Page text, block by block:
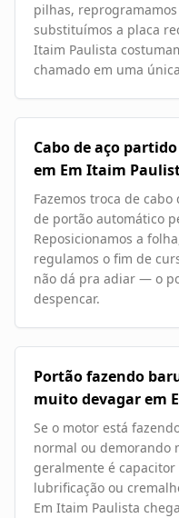
pilhas,
substituímos a placa
Itaim Paulista
chamado em uma
Cabo de aço
em Em Itaim
Fazemos troca de
de portão automático
Reposicionamos a
regulamos o fim de
não dá pra adiar — o
despencar.
Portão fazendo
muito devagar em
Se o motor está
normal ou demorando
geralmente é
lubrificação ou
Em Itaim Paulista